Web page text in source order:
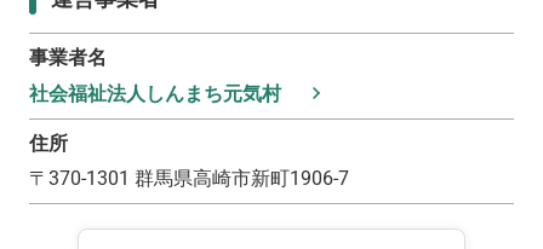
事業者名
社会福祉法人しんまち元気村
住所
〒 370-1301 群馬県高崎市新町1906-7